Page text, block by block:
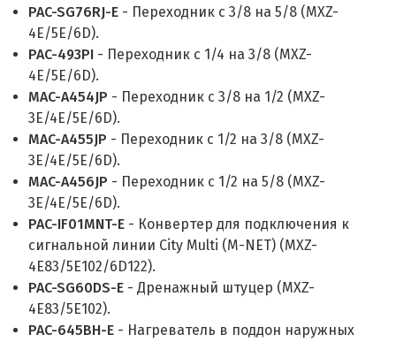
PAC-SG76RJ-E - Переходник с 3/8 на 5/8 (MXZ-
4E/5E/6D).
PAC-493PI - Переходник с 1/4 на 3/8 (MXZ-
4E/5E/6D).
MAC-A454JP - Переходник с 3/8 на 1/2 (MXZ-
3E/4E/5E/6D).
MAC-A455JP - Переходник с 1/2 на 3/8 (MXZ-
3E/4E/5E/6D).
MAC-A456JP - Переходник с 1/2 на 5/8 (MXZ-
3E/4E/5E/6D).
PAC-IF01MNT-E - Конвертер для подключения к
сигнальной линии City Multi (M-NET) (MXZ-
4E83/5E102/6D122).
PAC-SG60DS-E - Дренажный штуцер (MXZ-
4E83/5E102).
PAC-645BH-E - Нагреватель в поддон наружных